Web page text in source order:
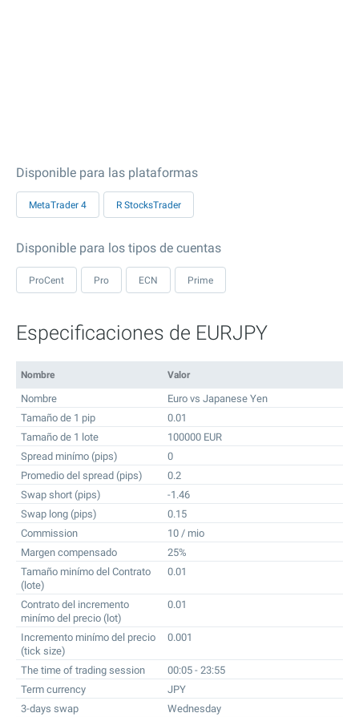
Disponible para las plataformas
MetaTrader 4 R StocksTrader
Disponible para los tipos de cuentas
ProCent Pro ECN Prime
Especificaciones de EURJPY
Nombre Valor
Nombre
Euro vs Japanese Yen
Tamaño de 1 pip
0.01
Tamaño de 1 lote
100000 EUR
Spread minímo (pips)
0
Promedio del spread (pips)
0.2
Swap short (pips)
-1.46
Swap long (pips)
0.15
Commission
10 / mio
Margen compensado
25%
Tamaño minímo del Contrato
(lote)
0.01
Contrato del incremento
minímo del precio (lot)
0.01
Incremento minímo del precio
(tick size)
0.001
The time of trading session
00:05 - 23:55
Term currency
JPY
3-days swap
Wednesday